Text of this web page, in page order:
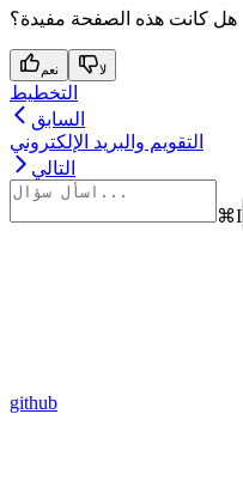
هل كانت هذه الصفحة مفيدة؟
نعم لا
التخطيط
السابق
التقويم والبريد الإلكتروني
التالي
⌘I
github